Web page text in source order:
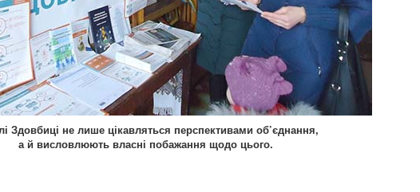
Здовбиці не лише цікавляться перспективами об’єднання,
а й висловлюють власні побажання щодо цього.